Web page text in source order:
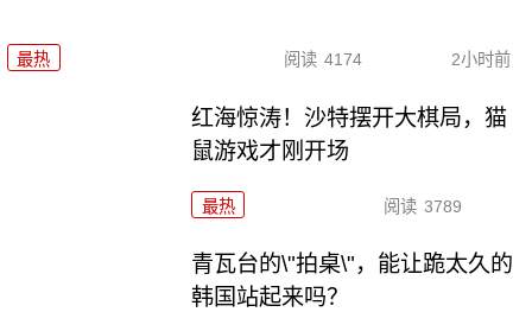
最热 阅读 4174 2小时前
红海惊涛！沙特摆开大棋局，猫
鼠游戏才刚开场
最热 阅读 3789
青瓦台的\"拍桌\"，能让跪太久的
韩国站起来吗？